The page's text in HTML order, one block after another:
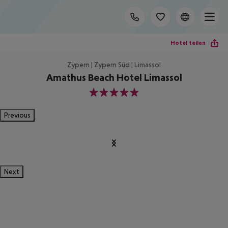
Hotel teilen
Zypern | Zypern Süd | Limassol
Amathus Beach Hotel Limassol
5
Previous
Next